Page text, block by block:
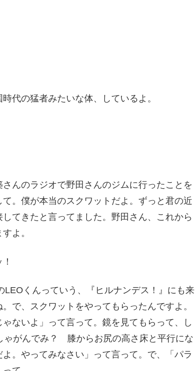
代の猛者みたいな体、しているよ。
んのラジオで野田さんのジムに行ったことを
。僕が本当のスクワットだよ。ずっと君の近
てきたと言ってました。野田さん、これから
よ。
LEOくんっていう、『ヒルナンデス！』にも来
で、スクワットをやってもらったんですよ。
ないよ」って言って。鏡を見てもらって、し
がんでみ？ 膝からお尻の高さ床と平行にな
。やってみなさい」って言って。で、「パラ